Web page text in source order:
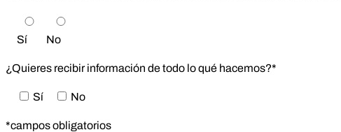
Sí No
¿Quieres recibir información de todo lo qué hacemos?*
Sí No
*campos obligatorios